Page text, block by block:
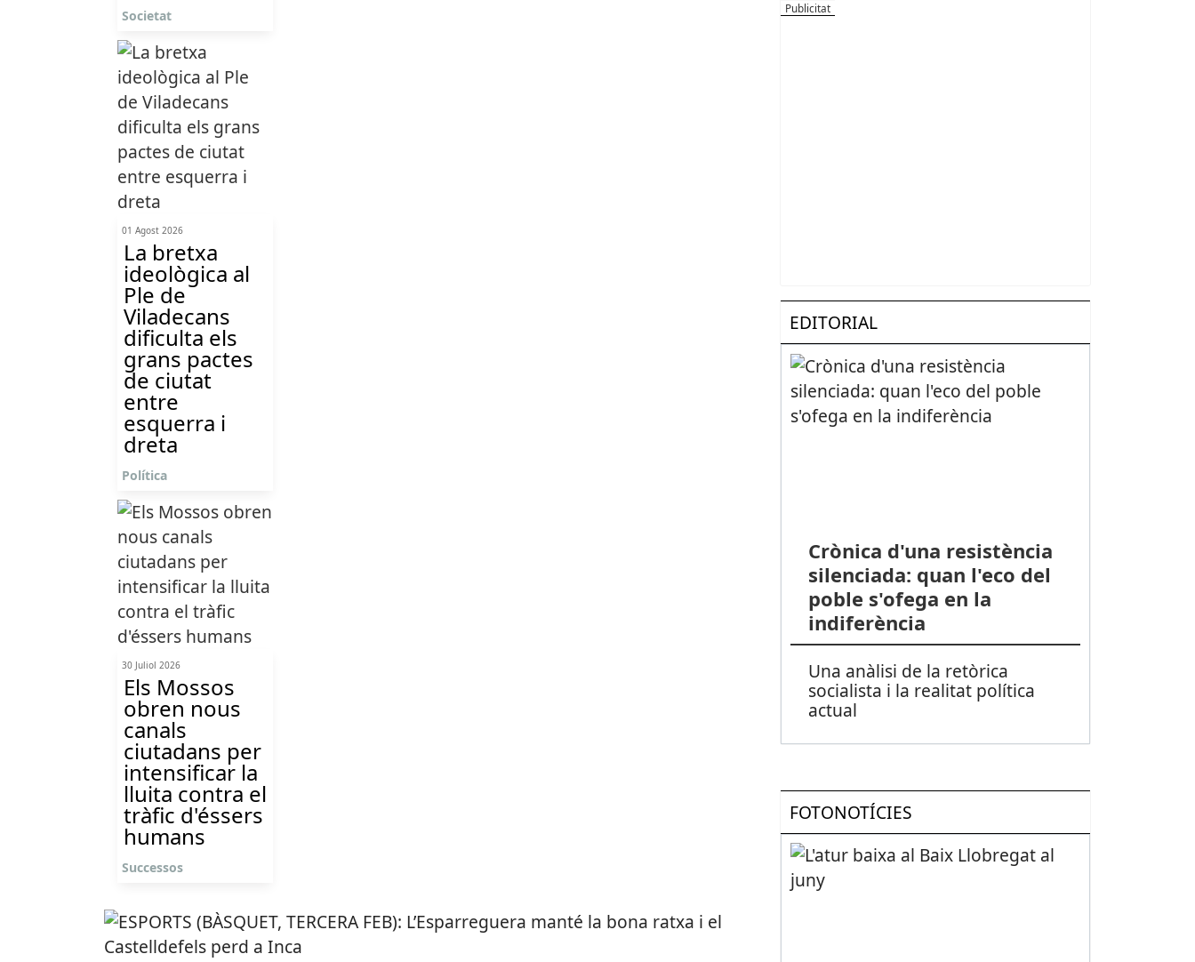
Societat
01 Agost 2026
La bretxa
ideològica al
Ple de
Viladecans
dificulta els
grans pactes
de ciutat
entre
esquerra i
dreta
Política
30 Juliol 2026
Els Mossos
obren nous
canals
ciutadans per
intensificar la
lluita contra el
tràfic d'éssers
humans
Successos
EDITORIAL
Crònica d'una resistència
silenciada: quan l'eco del
poble s'ofega en la
indiferència
Una anàlisi de la retòrica
socialista i la realitat política
actual
FOTONOTÍCIES